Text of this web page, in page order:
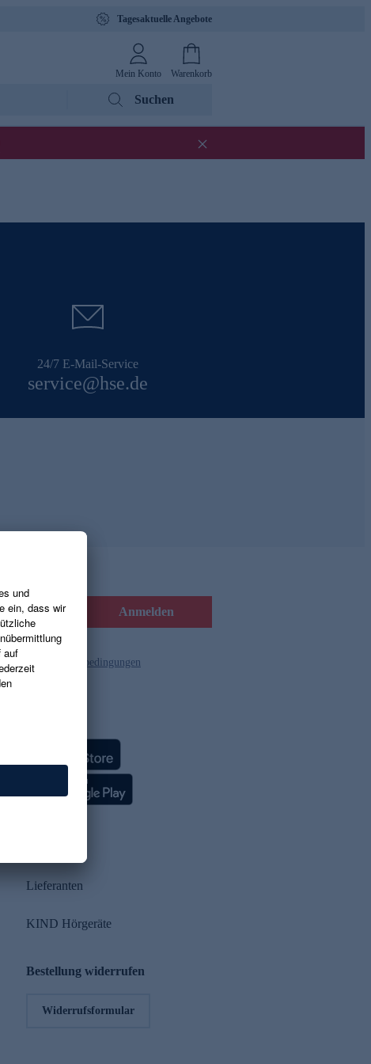
Tagesaktuelle Angebote
Mein Konto Warenkorb
Suchen
24/7 E-Mail-Service
service@hse.de
Anmelden
und die Gutscheinbedingungen
Lieferanten
KIND Hörgeräte
Bestellung widerrufen
Widerrufsformular